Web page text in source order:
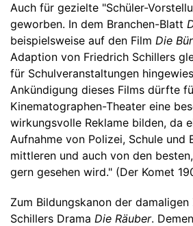
Auch für gezielte "Schüler-
geworben. In dem Branchen-Blatt
beispielsweise auf den Film Die
Adaption von Friedrich Schillers
für Schulveranstaltungen
Ankündigung dieses Films dürfte
Kinematographen-Theater eine
wirkungsvolle Reklame bilden, da
Aufnahme von Polizei, Schule und
mittleren und auch von den
gern gesehen wird." (Der Komet
Zum Bildungskanon der
Schillers Drama Die Räuber.